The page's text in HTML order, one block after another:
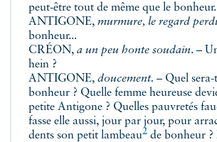
peut-être tout de même que le bonheur.
ANTIGONE, murmure, le regard
bonheur...
CRÉON, a un peu honte soudain. –
hein ?
ANTIGONE, doucement. – Quel
bonheur ? Quelle femme heureuse
petite Antigone ? Quelles pauvretés
fasse elle aussi, jour par jour, pour
dents son petit lambeau2 de bonheur ?